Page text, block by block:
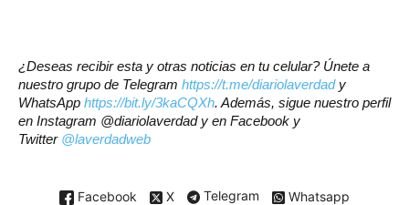
¿Deseas recibir esta y otras noticias en tu celular? Únete a
nuestro grupo de Telegram https://t.me/diariolaverdady
WhatsApp https://bit.ly/3kaCQXh. Además, sigue nuestro perfil
en Instagram @diariolaverdady en Facebook y
Twitter @laverdadweb
Facebook X Telegram Whatsapp